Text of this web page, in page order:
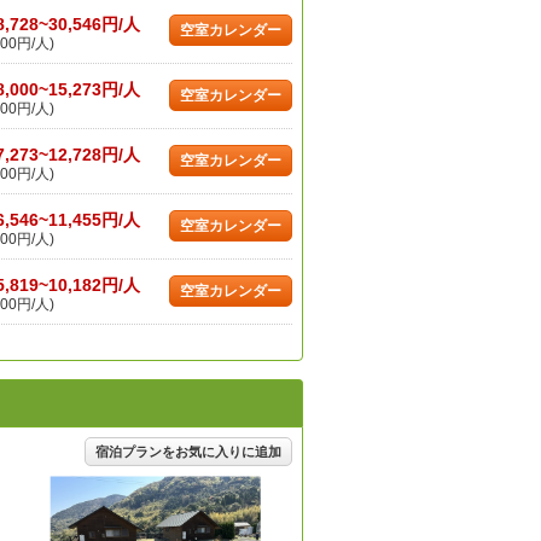
円/人
円/人)
空室カレンダー
円/人
円/人)
空室カレンダー
円/人
円/人)
空室カレンダー
円/人
円/人)
空室カレンダー
円/人
円/人)
空室カレンダー
宿泊プランをお気に入りに追加